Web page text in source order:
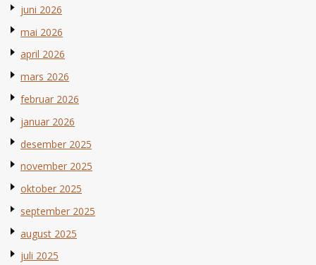
juni 2026
mai 2026
april 2026
mars 2026
februar 2026
januar 2026
desember 2025
november 2025
oktober 2025
september 2025
august 2025
juli 2025